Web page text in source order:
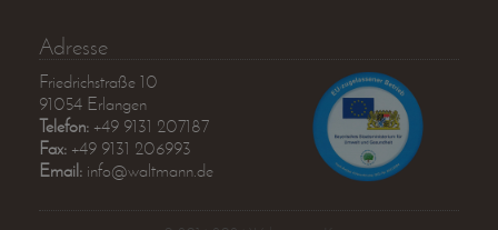
Adresse
Friedrichstraße 10
91054 Erlangen
Telefon: +49 9131 207187
Fax: +49 9131 206993
Email: info@waltmann.de